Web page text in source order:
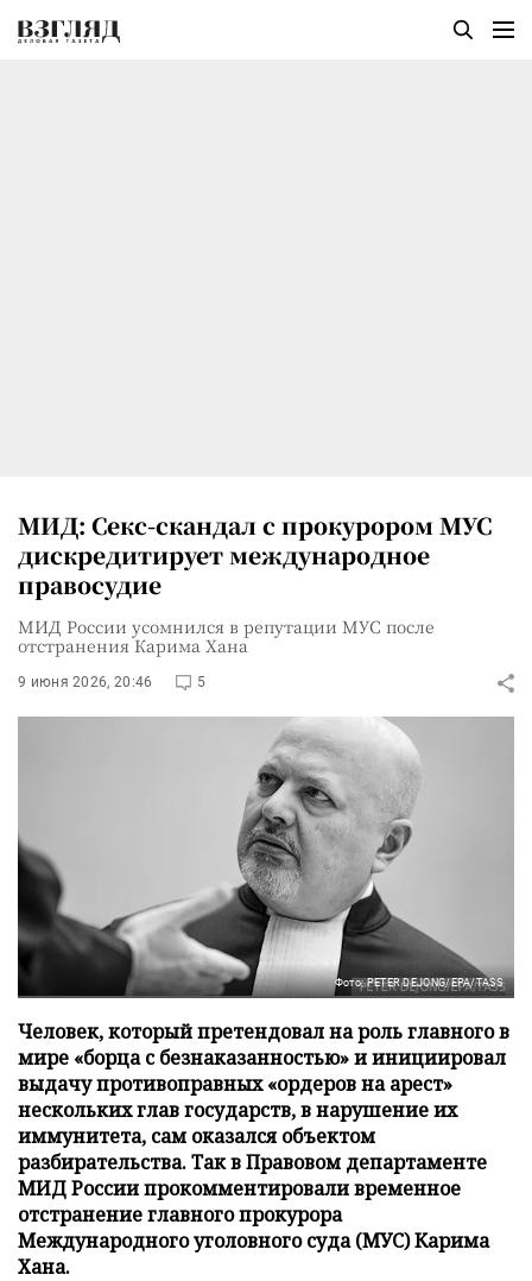
МИД: Секс-скандал с прокурором МУС
дискредитирует международное
правосудие
МИД России усомнился в репутации МУС после
отстранения Карима Хана
9 июня 2026, 20:46 5
Фото: PETER DEJONG/EPA/TASS
Человек, который претендовал на роль главного в
мире «борца с безнаказанностью» и инициировал
выдачу противоправных «ордеров на арест»
нескольких глав государств, в нарушение их
иммунитета, сам оказался объектом
разбирательства. Так в Правовом департаменте
МИД России прокомментировали временное
отстранение главного прокурора
Международного уголовного суда (МУС) Карима
Хана.